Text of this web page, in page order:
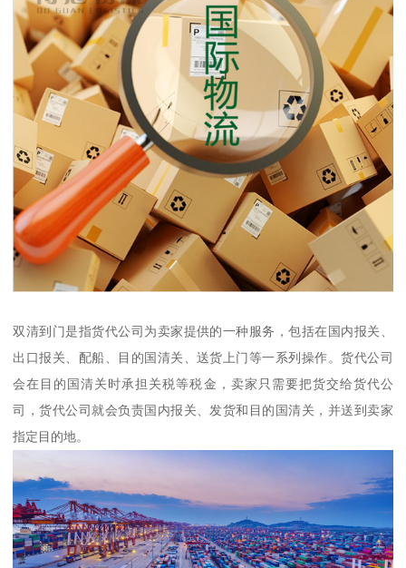
双清到门是指货代公司为卖家提供的一种服务，包括在国内报关、
出口报关、配船、目的国清关、送货上门等一系列操作。货代公司
会在目的国清关时承担关税等税金，卖家只需要把货交给货代公
司，货代公司就会负责国内报关、发货和目的国清关，并送到卖家
指定目的地。